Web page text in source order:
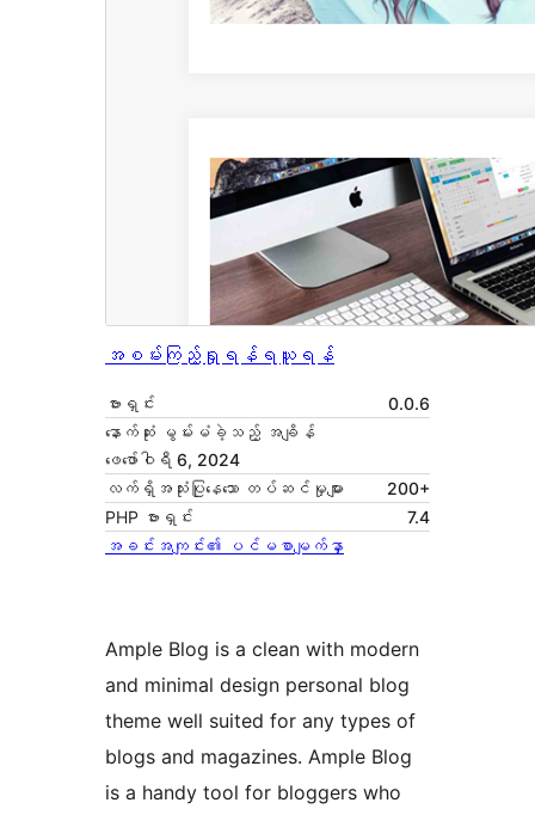
အစမ်းကြည့်ရှုရန် ရယူရန်
ဗားရှင်း
0.0.6
နောက်ဆုံး မွမ်းမံခဲ့သည့် အချိန်
ဖေ‌ဖော်ဝါရီ 6, 2024
လက်ရှိအသုံးပြုနေသော တပ်ဆင်မှုများ
200+
PHP ဗားရှင်း
7.4
အခင်းအကျင်း၏ ပင်မစာမျက်နှာ
Ample Blog is a clean with modern
and minimal design personal blog
theme well suited for any types of
blogs and magazines. Ample Blog
is a handy tool for bloggers who